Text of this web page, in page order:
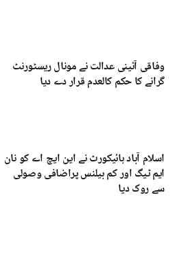
وفاقی آئینی عدالت نے مونال ریسٹورنٹ
گرانے کا حکم کالعدم قرار دے دیا
اسلام آباد ہائیکورٹ نے این ایچ اے کو نان
ایم ٹیگ اور کم بیلنس پراضافی وصولی
سے روک دیا